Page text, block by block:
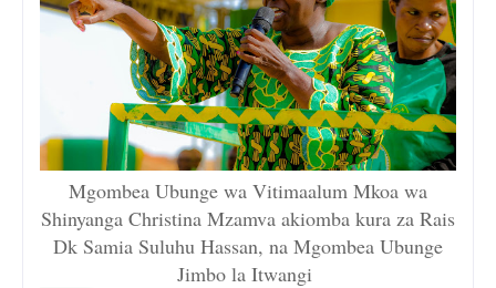
Mgombea Ubunge wa Vitimaalum Mkoa wa
Shinyanga Christina Mzamva akiomba kura za Rais
Dk Samia Suluhu Hassan, na Mgombea Ubunge
Jimbo la Itwangi